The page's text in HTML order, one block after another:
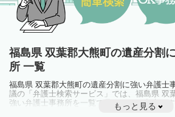
福島県 双葉郡大熊町の遺産分割
所 一覧
福島県 双葉郡大熊町の遺産分割に強い弁護士
議の「弁護士検索サービス」では、福島県 双
強い弁護士事務所を一覧で見ることが出来ま
みを抱えている方は一度近隣の弁護士に相談
もっと見る